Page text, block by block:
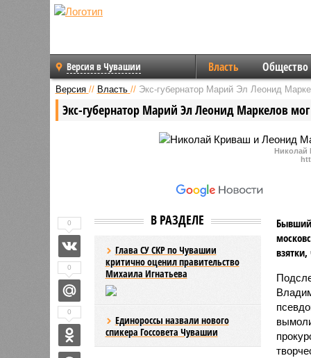
Версия в Чувашии Власть Общество
Версия // Власть // Экс-губернатор Марий Эл Леонид
Экс-губернатор Марий Эл Леонид Маркелов мог
Николай
В РАЗДЕЛЕ
Глава СУ СКР по Чувашии
критично оценил правительство
Михаила Игнатьева
Единороссы назвали нового
спикера Госсовета Чувашии
0
0
0